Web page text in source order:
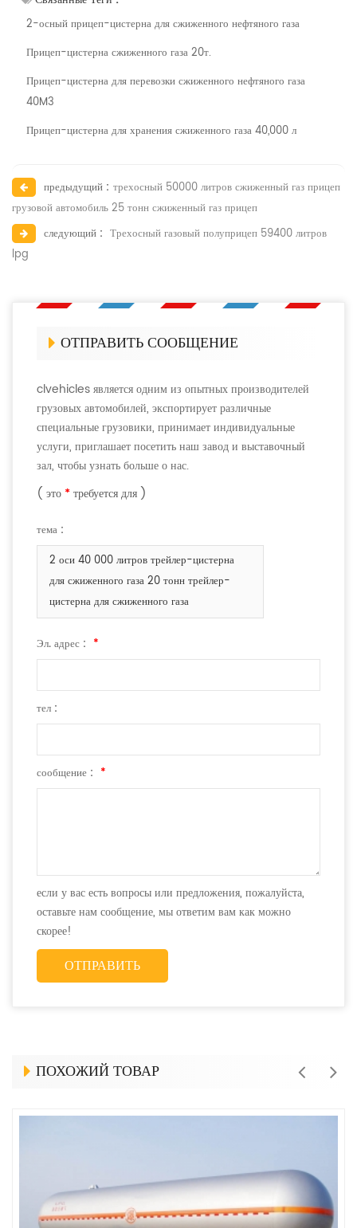
2-осный прицеп-цистерна для сжиженного нефтяного газа
Прицеп-цистерна сжиженного газа 20т.
Прицеп-цистерна для перевозки сжиженного нефтяного газа
40M3
Прицеп-цистерна для хранения сжиженного газа 40,000 л
предыдущий : трехосный 50000 литров сжиженный газ прицеп
грузовой автомобиль 25 тонн сжиженный газ прицеп
следующий : Трехосный газовый полуприцеп 59400 литров
lpg
ОТПРАВИТЬ СООБЩЕНИЕ
clvehicles является одним из опытных производителей
грузовых автомобилей, экспортирует различные
специальные грузовики, принимает индивидуальные
услуги, приглашает посетить наш завод и выставочный
зал, чтобы узнать больше о нас.
( это * требуется для )
тема :
2 оси 40 000 литров трейлер-цистерна
для сжиженного газа 20 тонн трейлер-
цистерна для сжиженного газа
Эл. адрес : *
тел :
сообщение : *
если у вас есть вопросы или предложения, пожалуйста,
оставьте нам сообщение, мы ответим вам как можно
скорее!
ПОХОЖИЙ ТОВАР